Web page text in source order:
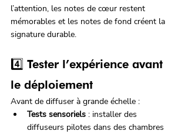
l’attention, les notes de cœur restent
mémorables et les notes de fond créent la
signature durable.
4️⃣ Tester l’expérience avant
le déploiement
Avant de diffuser à grande échelle :
Tests sensoriels : installer des
diffuseurs pilotes dans des chambres